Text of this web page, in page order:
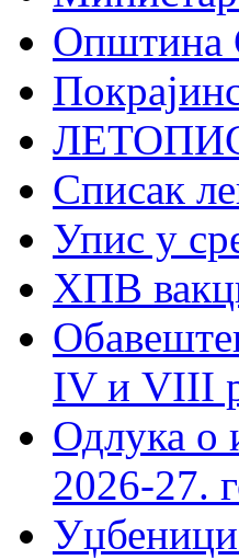
Општина
Списак
Упис у
ХПВ
IV и VIII
Одлука о
2026-27.